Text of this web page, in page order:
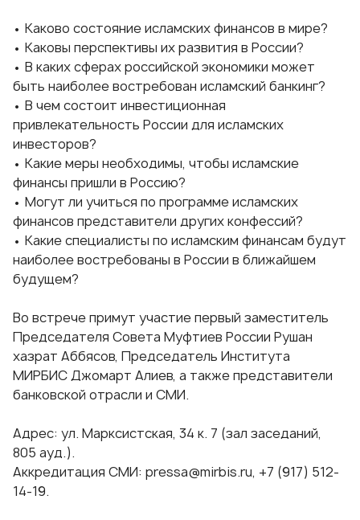
• Каково состояние исламских финансов в мире?
• Каковы перспективы их развития в России?
• В каких сферах российской экономики может
быть наиболее востребован исламский банкинг?
• В чем состоит инвестиционная
привлекательность России для исламских
инвесторов?
• Какие меры необходимы, чтобы исламские
финансы пришли в Россию?
• Могут ли учиться по программе исламских
финансов представители других конфессий?
• Какие специалисты по исламским финансам будут
наиболее востребованы в России в ближайшем
будущем?
Во встрече примут участие первый заместитель
Председателя Совета Муфтиев России Рушан
хазрат Аббясов, Председатель Института
МИРБИС Джомарт Алиев, а также представители
банковской отрасли и СМИ.
Адрес: ул. Марксистская, 34 к. 7 (зал заседаний,
805 ауд.).
Аккредитация СМИ: pressa@mirbis.ru, +7 (917) 512-
14-19.